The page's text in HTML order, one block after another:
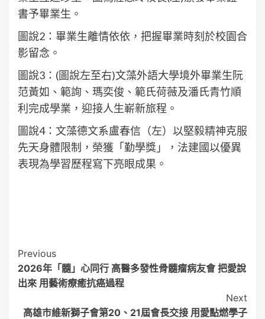
書予畢業生。
圖說2：畢業生離情依依，把握畢業時刻於校園合
影留念。
圖說3：(圖說左至右)文藻外語大學境外畢業生阮
范黃如、範詢、瑪奕俊、範氏荷薇及潘氏青竹順
利完成學業，迎接人生嶄新旅程。
圖說4：文藻德文系盧春信（左）以堅毅精神克服
先天身體限制，榮獲「勤學獎」，法建國以優異
表現為學習歷程寫下亮眼成果。
Post
Navigation
Previous
2026年「髓」心同行 高醫多發性骨髓瘤病友會 把愛說
出來 用藝術療癒抗癌過程
Next
高雄市維新獅子會第20、21屆會長交接 用愛點燃學子